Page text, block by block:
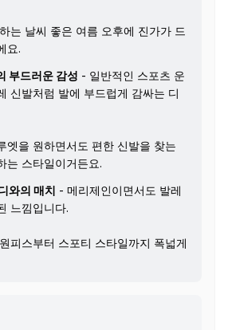
는 날씨 좋은 여름 오후에 진가가 드
요.
부드러운 감성 - 일반적인 스포츠 운
신발처럼 발에 부드럽게 감싸는 디
엣을 원하면서도 편한 신발을 찾는
는 스타일이거든요.
와의 매치 - 메리제인이면서도 발레
느낌입니다.
피스부터 스포티 스타일까지 폭넓게